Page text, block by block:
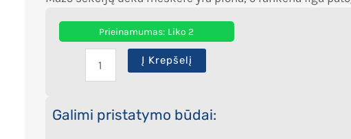
Prieinamumas: Liko 2
Į Krepšelį
Galimi pristatymo būdai: